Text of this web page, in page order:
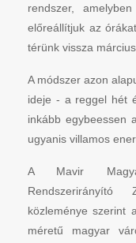
rendszer,
előreállítjuk az
térünk vissza
A módszer azon
ideje - a reggel hét
inkább egybeessen
ugyanis villamos
A Mavir
közleménye szerint
méretű magyar